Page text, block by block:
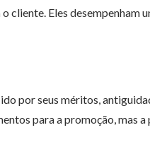
Eles desempenham
por seus méritos,
para a promoção, mas